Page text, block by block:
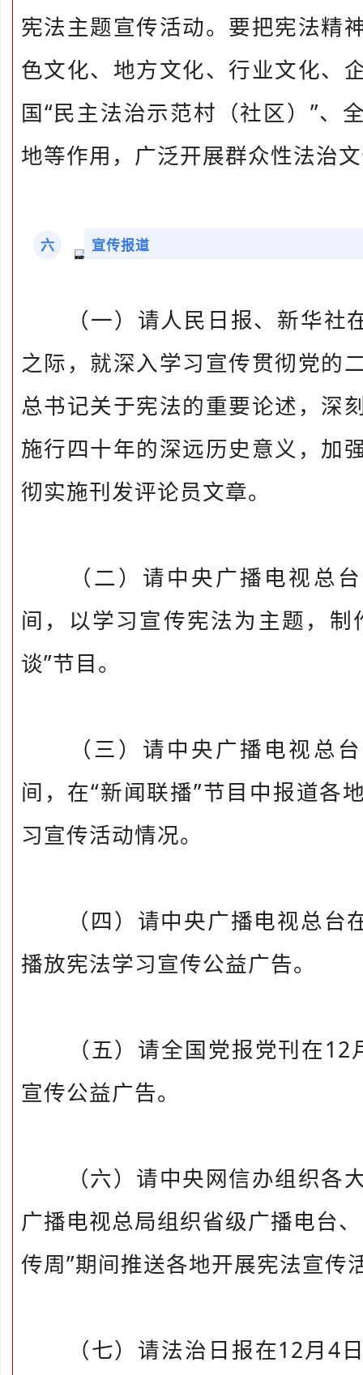
宪法主题宣传活动。要把宪法精
色文化、地方文化、行业文化、
国“民主法治示范村（社区）”、
地等作用，广泛开展群众性法治
六 宣传报道
（一）请人民日报、新华社
之际，就深入学习宣传贯彻党的
总书记关于宪法的重要论述，深
施行四十年的深远历史意义，加
彻实施刊发评论员文章。
（二）请中央广播电视总台
间，以学习宣传宪法为主题，制
谈”节目。
（三）请中央广播电视总台
间，在“新闻联播”节目中报道各
习宣传活动情况。
（四）请中央广播电视总台
播放宪法学习宣传公益广告。
（五）请全国党报党刊在12
宣传公益广告。
（六）请中央网信办组织各
广播电视总局组织省级广播电台
传周”期间推送各地开展宪法宣传
（七）请法治日报在12月4日